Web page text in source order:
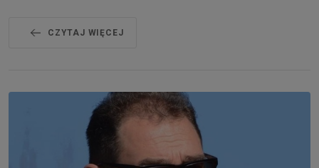
CZYTAJ WIĘCEJ